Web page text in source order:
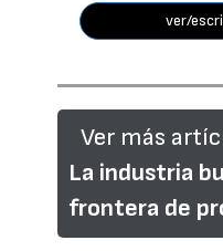
ver/
Ver más
La industria
frontera de